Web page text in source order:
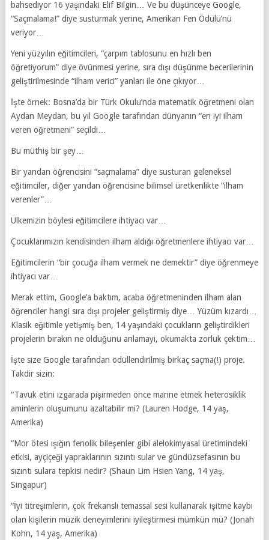
bahsediyor 16 yaşındaki Elif Bilgin… Ve bu düşünceye Google,
“Saçmalama!” diye susturmak yerine, Amerikan Fen Ödülü’nü
veriyor…
Yeni yüzyılın eğitimcileri, “çarpım tablosunu en hızlı ben
öğretiyorum” diye övünmesi yerine, sıra dışı düşünme becerilerinin
geliştirilmesinde “ilham verici” yanları ile öne çıkıyor…
İşte örnek: Bosna’da bir Türk Okulu’nda matematik öğretmeni olan
Aydan Meydan, bu yıl Google tarafından dünyanın “en iyi ilham
veren öğretmeni” seçildi…
Bu müthiş bir şey…
Bir yandan öğrencisini “saçmalama” diye susturan geleneksel
eğitimciler, diğer yandan öğrencisine bilimsel üretkenlikte “ilham
verenler”…
Ülkemizin böylesi eğitimcilere ihtiyacı var…
Çocuklarımızın kendisinden ilham aldığı öğretmenlere ihtiyacı var…
Eğitimcilerin “bir çocuğa ilham vermek ne demektir” diye öğrenmeye
ihtiyacı var…
Merak ettim, Google’a baktım, acaba öğretmeninden ilham alan
öğrenciler hangi sıra dışı projeler geliştirmiş diye… Yüzüm kızardı…
Klasik eğitimle yetişmiş ben, 14 yaşındaki çocukların geliştirdikleri
projelerin bırakın ne olduğunu anlamayı, okumakta zorluk çektim…
İşte size Google tarafından ödüllendirilmiş birkaç saçma(!) proje.
Takdir sizin:
“Tavuk etini ızgarada pişirmeden önce marine etmek heterosiklik
aminlerin oluşumunu azaltabilir mi? (Lauren Hodge, 14 yaş,
Amerika)
“Mor ötesi ışığın fenolik bileşenler gibi alelokimyasal üretimindeki
etkisi, ayçiçeği yapraklarının sızıntı sular ve gündüzsefasının bu
sızıntı sulara tepkisi nedir? (Shaun Lim Hsien Yang, 14 yaş,
Singapur)
“İyi titreşimlerin, çok frekanslı temassal sesi kullanarak işitme kaybı
olan kişilerin müzik deneyimlerini iyileştirmesi mümkün mü? (Jonah
Kohn, 14 yaş, Amerika)